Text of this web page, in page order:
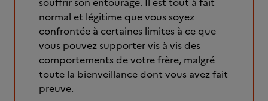
normal et légitime que vous soyez
confrontée à certaines limites à ce que
vous pouvez supporter vis à vis des
comportements de votre frère, malgré
toute la bienveillance dont vous avez fait
preuve.